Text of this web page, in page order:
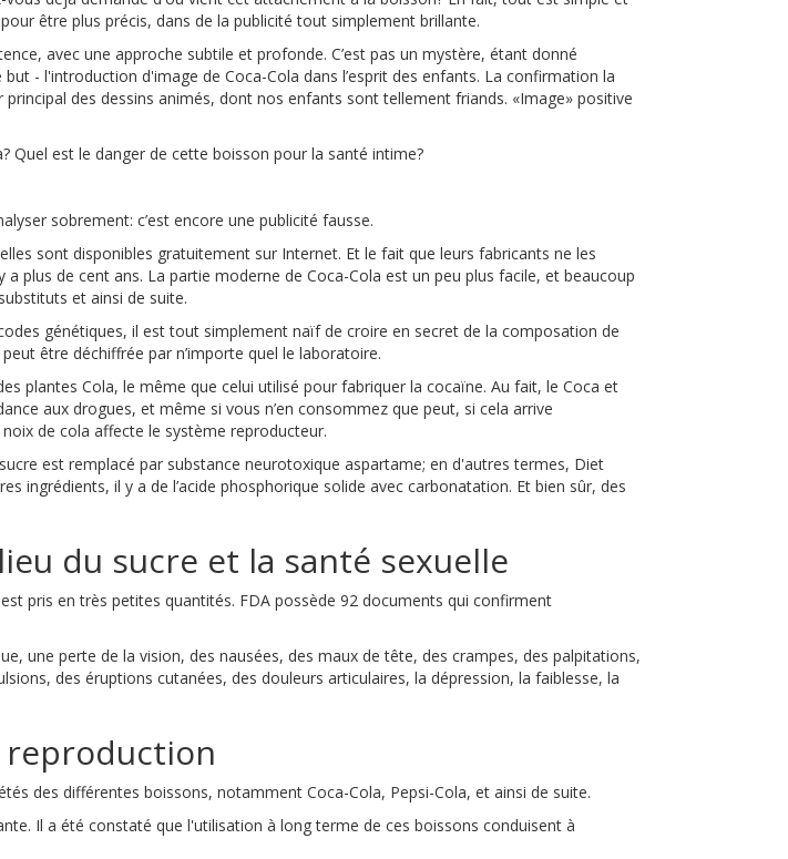
être plus précis, dans de la publicité tout simplement brillante.
avec une approche subtile et profonde. C’est pas un mystère, étant donné
- l'introduction d'image de Coca-Cola dans l’esprit des enfants. La confirmation la
des dessins animés, dont nos enfants sont tellement friands. «Image» positive
Quel est le danger de cette boisson pour la santé intime?
sobrement: c’est encore une publicité fausse.
sont disponibles gratuitement sur Internet. Et le fait que leurs fabricants ne les
plus de cent ans. La partie moderne de Coca-Cola est un peu plus facile, et beaucoup
et ainsi de suite.
génétiques, il est tout simplement naïf de croire en secret de la composation de
être déchiffrée par n’importe quel le laboratoire.
plantes Cola, le même que celui utilisé pour fabriquer la cocaïne. Au fait, le Coca et
aux drogues, et même si vous n’en consommez que peut, si cela arrive
de cola affecte le système reproducteur.
est remplacé par substance neurotoxique aspartame; en d'autres termes, Diet
ingrédients, il y a de l’acide phosphorique solide avec carbonatation. Et bien sûr, des
du sucre et la santé sexuelle
pris en très petites quantités. FDA possède 92 documents qui confirment
une perte de la vision, des nausées, des maux de tête, des crampes, des palpitations,
des éruptions cutanées, des douleurs articulaires, la dépression, la faiblesse, la
reproduction
des différentes boissons, notamment Coca-Cola, Pepsi-Cola, et ainsi de suite.
Il a été constaté que l'utilisation à long terme de ces boissons conduisent à